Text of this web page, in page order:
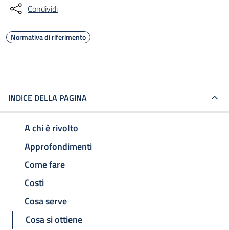
Condividi
Normativa di riferimento
INDICE DELLA PAGINA
A chi è rivolto
Approfondimenti
Come fare
Costi
Cosa serve
Cosa si ottiene